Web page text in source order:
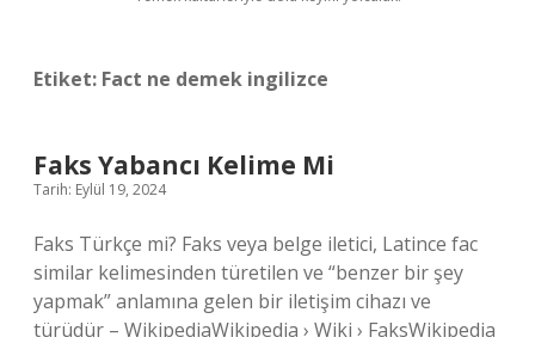
Etiket: Fact ne demek ingilizce
Faks Yabancı Kelime Mi
Tarih: Eylül 19, 2024
Faks Türkçe mi? Faks veya belge iletici, Latince fac
similar kelimesinden türetilen ve “benzer bir şey
yapmak” anlamına gelen bir iletişim cihazı ve
türüdür – WikipediaWikipedia › Wiki › FaksWikipedia